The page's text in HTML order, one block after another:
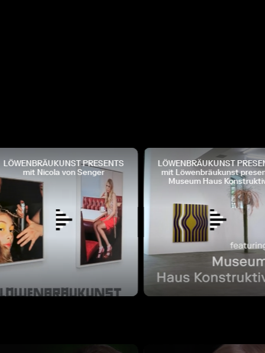
LÖWENBRÄUKUNST PRESENTS
mit Nicola von Senger
LÖWENBRÄUKUNST
mit Löwenbräukunst
Museum Haus Konstruktiv